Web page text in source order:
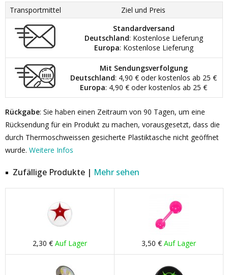
Transportmittel
Ziel und Preis
Standardversand
Deutschland: Kostenlose Lieferung
Europa: Kostenlose Lieferung
Mit Sendungsverfolgung
Deutschland: 4,90 € oder kostenlos ab 25 €
Europa: 4,90 € oder kostenlos ab 25 €
Rückgabe: Sie haben einen Zeitraum von 90 Tagen, um eine
Rücksendung für ein Produkt zu machen, vorausgesetzt, dass die
durch Thermoschweissen gesicherte Plastiktasche nicht geöffnet
wurde. Weitere Infos
Zufällige Produkte | Mehr sehen
2,30 € Auf Lager 3,50 € Auf Lager